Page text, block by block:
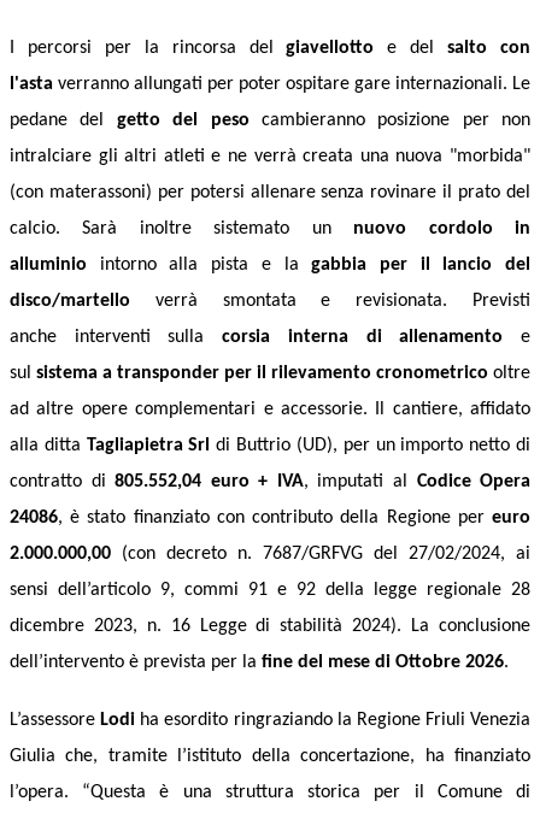
I percorsi per la rincorsa delgiavellotto e delsalto con
l'asta verranno allungati per poter ospitare gare internazionali. Le
pedane del getto del peso cambieranno posizione per non
intralciare gli altri atleti e ne verrà creata una nuova "morbida"
(con materassoni) per potersi allenare senza rovinare il prato del
calcio.Sarà inoltre sistemato un nuovo cordolo in
alluminio intorno alla pista e lagabbia per il lancio del
disco/martello verrà smontata e revisionata.
Previsti
anche interventisullacorsia interna di allenamento e
sul sistema a transponder per il rilevamento cronometrico oltre
ad altre opere complementari e accessorie.
Il cantiere, affidato
alla ditta Tagliapietra Srldi Buttrio (UD), per un importo netto di
contratto di805.552,04 euro + IVA, imputati al Codice Opera
24086, è stato finanziatocon contributo della Regione pereuro
2.000.000,00
(con decreto n. 7687/GRFVG del 27/02/2024, ai
sensi dell’articolo 9, commi 91 e 92 della legge regionale 28
dicembre 2023, n. 16
Legge di stabilità 2024).
La conclusione
dell’intervento è prevista per la fine del mese di Ottobre 2026.
L’assessore Lodi ha esordito ringraziando la Regione Friuli Venezia
Giulia che, tramite l’istituto della concertazione, ha finanziato
l’opera. “Questa è una struttura storica per il Comune di